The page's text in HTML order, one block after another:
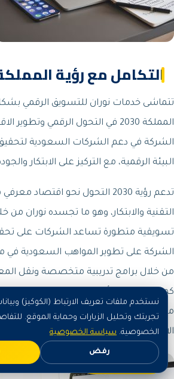
التكامل مع رؤية المملكة
تتماشى خدمات نوران للتسويق الرقمي
المملكة 2030 في التحول الرقمي
الشركة في دعم الشركات السعودية لتحقيق
البيئة الرقمية، مع التركيز على الابتكار
تدعم رؤية 2030 التحول نحو اقتصاد
التقنية والابتكار، وهو ما تجسده نوران من
تسويقية متطورة تساعد الشركات على
الشركة على تطوير المواهب السعودية في
من خلال برامج تدريبية متخصصة ونقل
كما تلتزم نوران بأعلى معايير الجودة
مما يساهم في بناء بيئة أعمال قوية
الاقتصادي المستدام في المملكة.
اطلب الآن
نستخدم ملفات تعريف الارتباط (الكوكيز)
تجربتك وتحليل الزيارات وحماية الموقع.
الخصوصية. سياسة الخصوصية
رفض